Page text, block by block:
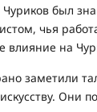
Чуриков был
чья
влияние на
заметили
Они